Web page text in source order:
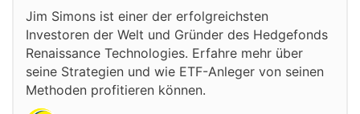
Jim Simons ist einer der erfolgreichsten
Investoren der Welt und Gründer des Hedgefonds
Renaissance Technologies. Erfahre mehr über
seine Strategien und wie ETF-Anleger von seinen
Methoden profitieren können.